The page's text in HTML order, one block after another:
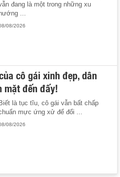
đang là một trong những xu
...
08/2026
cô gái xinh đẹp, dân
mặt đến đấy!
Biết là tục tĩu, cô gái vẫn bất chấp
mực ứng xử để đổi ...
08/2026